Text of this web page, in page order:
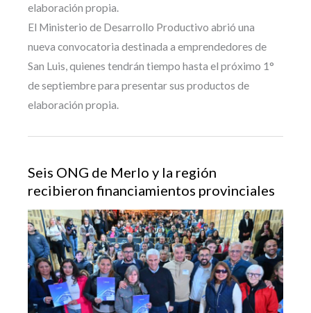
elaboración propia.
El Ministerio de Desarrollo Productivo abrió una
nueva convocatoria destinada a emprendedores de
San Luis, quienes tendrán tiempo hasta el próximo 1°
de septiembre para presentar sus productos de
elaboración propia.
Seis ONG de Merlo y la región
recibieron financiamientos provinciales